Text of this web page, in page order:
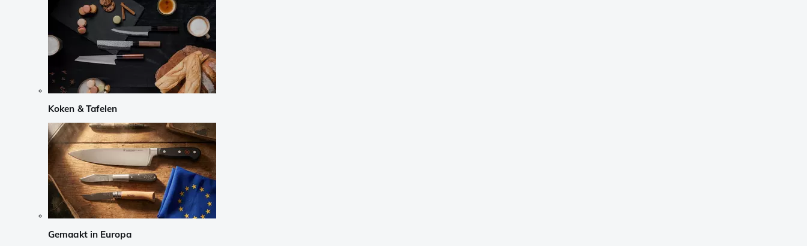
Koken & Tafelen
Gemaakt in Europa